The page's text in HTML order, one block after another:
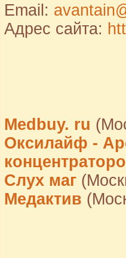
Email:
Адрес сайта:
Medbuy. ru
Оксилайф -
Слух маг
Медактив